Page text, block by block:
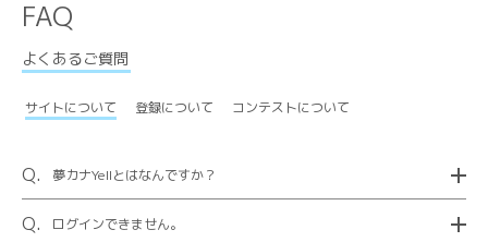
FAQ
よくあるご質問
サイトについて 登録について コンテストについて
Q. 夢カナYellとはなんですか？
A：輝く才能が集まって、みんなの応援でみんなの夢を実現する
プラットフォームです 。夢を叶えたい人、夢を応援したい人が
Q. ログインできません。